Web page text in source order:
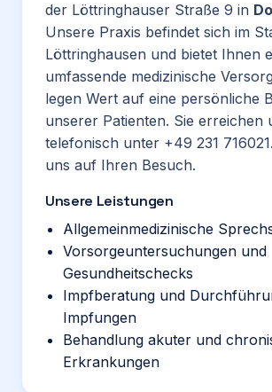
der Löttringhauser Straße 9 in
Unsere Praxis befindet sich im
Löttringhausen und bietet Ihnen
umfassende medizinische
legen Wert auf eine persönliche
unserer Patienten. Sie erreichen
telefonisch unter +49 231
uns auf Ihren Besuch.
Unsere Leistungen
Allgemeinmedizinische
Vorsorgeuntersuchungen und
Gesundheitschecks
Impfberatung und
Impfungen
Behandlung akuter und
Erkrankungen